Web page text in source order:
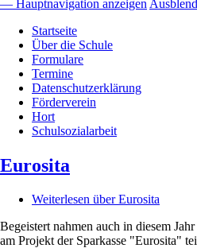
— Hauptnavigation anzeigen
Startseite
Über die Schule
Formulare
Termine
Datenschutzerklärung
Förderverein
Hort
Schulsozialarbeit
Eurosita
Weiterlesen über Eurosita
Begeistert nahmen auch in diesem
am Projekt der Sparkasse "Eurosita"